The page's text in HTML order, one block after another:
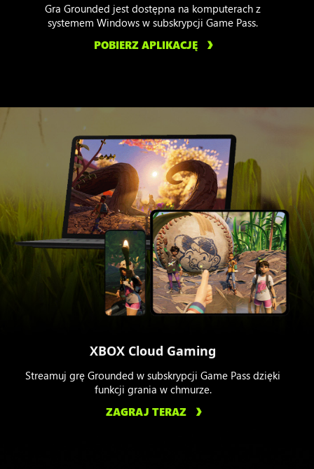
Gra Grounded jest dostępna na komputerach z
systemem Windows w subskrypcji Game Pass.
POBIERZ APLIKACJĘ
XBOX Cloud Gaming
Streamuj grę Grounded w subskrypcji Game Pass dzięki
funkcji grania w chmurze.
ZAGRAJ TERAZ